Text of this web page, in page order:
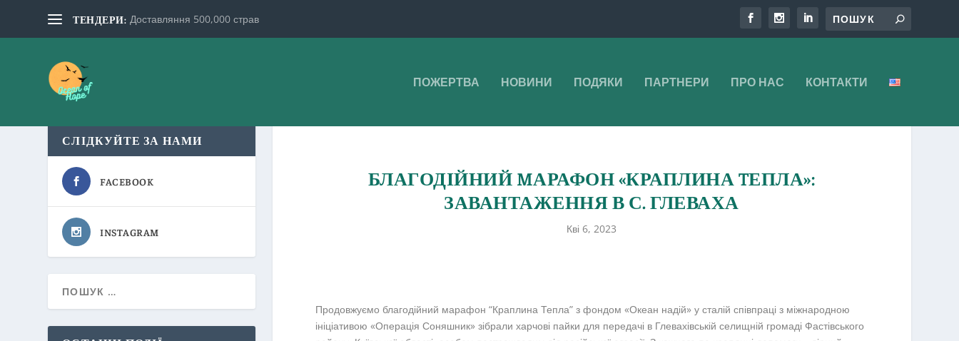
ТЕНДЕРИ: Доставляння 500,000 страв
ПОЖЕРТВА НОВИНИ ПОДЯКИ ПАРТНЕРИ ПРО НАС КОНТАКТИ
БЛАГОДІЙНИЙ MАРАФОН «КРАПЛИНА TЕПЛА»:
ЗАВАНТАЖЕННЯ В С. ГЛЕВАХА
Кві 6, 2023
Продовжуємо благодійний марафон “Краплина Тепла” з фондом «Океан надій» у сталій співпраці з міжнародною
ініціативою «Операція Соняшник» зібрали харчові пайки для передачі в Глевахівській селищній громаді Фастівського
СЛІДКУЙТЕ ЗА НАМИ
FACEBOOK
INSTAGRAM